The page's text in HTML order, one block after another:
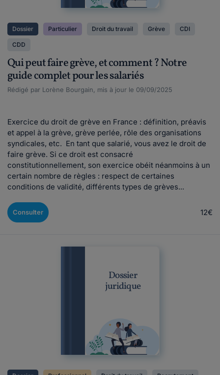
Dossier Particulier Droit du travail Grève CDI
CDD
Qui peut faire grève, et comment ? Notre
guide complet pour les salariés
Rédigé par Lorène Bourgain, mis à jour le 09/09/2025
Exercice du droit de grève en France : définition, préavis
et appel à la grève, grève perlée, rôle des organisations
syndicales, etc. En tant que salarié, vous avez le droit de
faire grève. Si ce droit est consacré
constitutionnellement, son exercice obéit néanmoins à un
certain nombre de règles : respect de certaines
conditions de validité, différents types de grèves...
Consulter 12€
Dossier
juridique